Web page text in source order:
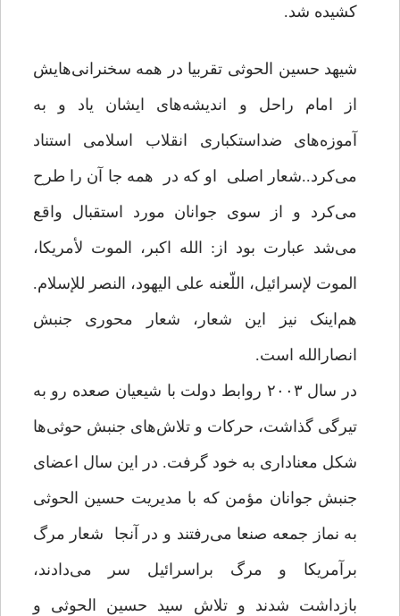
کشیده شد.
شیهد حسین الحوثی تقربیا در همه سخنرانی‌هایش
از امام راحل و اندیشه‌های ایشان یاد و به
آموزه‌های ضد‌استکباری انقلاب اسلامی استناد
می‌کرد..شعار اصلی او که در همه ‌جا آن را طرح
می‌کرد و از سوی جوانان مورد استقبال واقع
می‌شد عبارت بود از: الله اکبر، الموت لأمریکا،
الموت لإسرائیل، اللّعنه علی الیهود، النصر للإسلام.
هم‌اینک نیز این شعار، شعار محوری جنبش
انصارالله است.
در سال ۲۰۰۳ روابط دولت با شیعیان صعده رو به
تیرگی گذاشت، حرکات و تلاش‌های جنبش حوثی‌ها
شکل معناداری به خود گرفت. در این ‌سال اعضای
جنبش جوانان مؤمن که با مدیریت حسین الحوثی
به نماز جمعه صنعا می‌رفتند و در آنجا شعار مرگ
برآمریکا و مرگ براسرائیل سر می‌دادند،
بازداشت شدند و تلاش سید حسین الحوثی و